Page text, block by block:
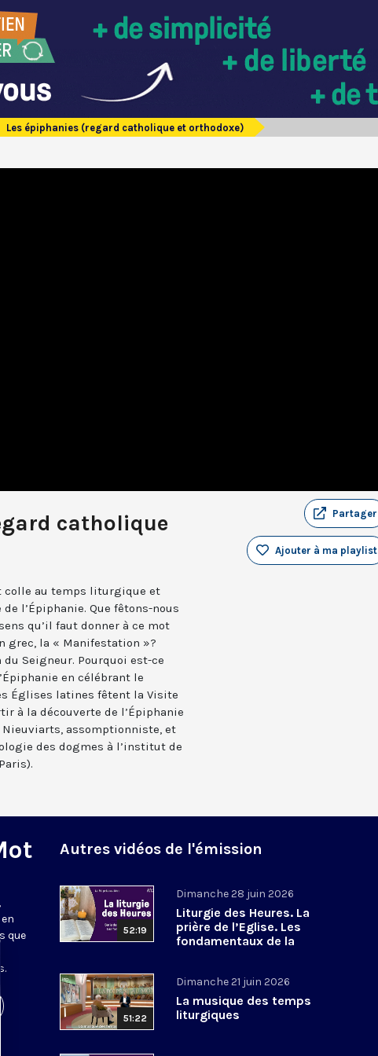
Les épiphanies (regard catholique et orthodoxe)
catholique
Partager
Ajouter à ma playlist
colle au temps liturgique et
l’Épiphanie. Que fêtons-nous
qu’il faut donner à ce mot
grec, la « Manifestation »?
Seigneur. Pourquoi est-ce
en célébrant le
Églises latines fêtent la Visite
à la découverte de l’Épiphanie
Nieuviarts, assomptionniste, et
des dogmes à l’institut de
que
Autres vidéos de l'émission
52:19
Dimanche 28 juin 2026
Liturgie des Heures. La
prière de l’Eglise. Les
fondamentaux de la
51:22
Dimanche 21 juin 2026
La musique des temps
liturgiques